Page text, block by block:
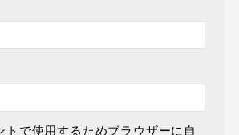
トで使用するためブラウザーに自